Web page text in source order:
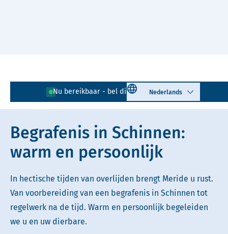
Nu bereikbaar - bel direct! 046 - 437 77 49
Select language
Lees voor Uitleg woorden
Simpele tekst
Begrafenis in Schinnen:
warm en persoonlijk
In hectische tijden van overlijden brengt Meride u rust.
Van voorbereiding van een begrafenis in Schinnen tot
regelwerk na de tijd. Warm en persoonlijk begeleiden
we u en uw dierbare.